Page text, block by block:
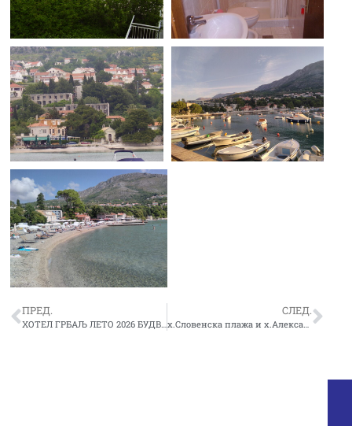
ПРЕД.
ХОТЕЛ ГРБАЉ ЛЕТО 2026 БУДВА
СЛЕД.
х.Словенска плажа и х.Александар – Будва лето 2026